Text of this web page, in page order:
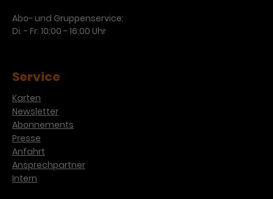
Abo- und Gruppenservice:
Di. - Fr. 10:00 - 16:00 Uhr
Service
Karten
Newsletter
Abonnements
Presse
Anfahrt
Ansprechpartner
Intern